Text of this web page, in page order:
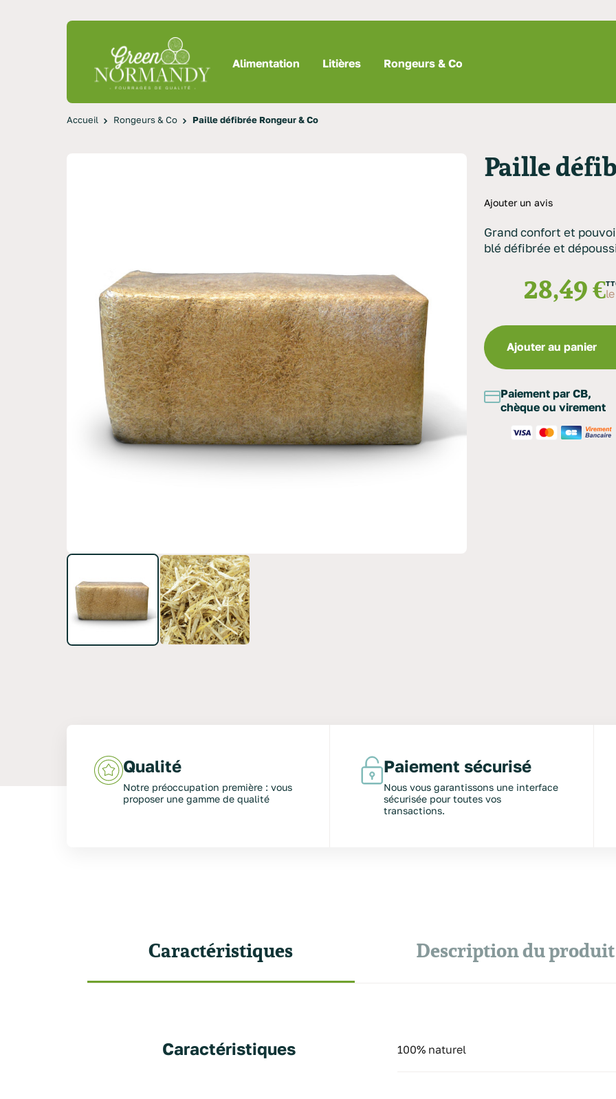
Alimentation Litières Rongeurs & Co
Accueil Rongeurs & Co Paille défibrée Rongeur & Co
Paille
Ajouter un avis
Grand confort et
blé défibrée et
28,49 €
Ajouter au panier
Paiement par CB,
chèque ou virement
Qualité
Notre préoccupation première : vous
proposer une gamme de qualité
Paiement sécurisé
Nous vous garantissons une interface
sécurisée pour toutes vos
transactions.
Caractéristiques Description du produit
Caractéristiques 100% naturel